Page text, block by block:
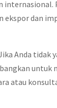
internasional.
ekspor dan
Anda tidak
untuk
atau